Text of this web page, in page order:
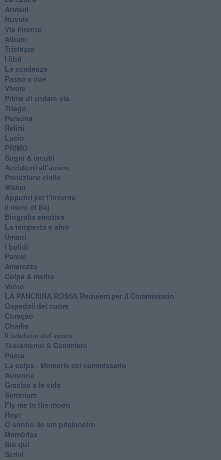
Armani
Nuvole
Via Firenze
Album
Tristezza
I libri
La scadenza
Passo a due
Vivere
Prima di andare via
Triage
Persona
Relitti
Lucio
PRIMO
Sogni & incubi
Accidenti all’amore
Protezione civile
Walter
Appunti per l'inverno
Il muro di Baj
Biografia emotiva
La tempesta e altro
Umani
I bolidi
Parole
Amarezza
Colpa & merito
Vento
​LA PANCHINA ROSSA Requiem per il Commissario
Ospedali del cuore
Coraçào
Charlie
Il telefono del vento
Testamento & Commiato
Poeta
​La colpa - Memorie del commissario
Autunno
Gracias a la vida
Somnium
Fly me to the moon
Hop!
O sonho de um prisioneiro
Memòrias
Sto qui
Scrivi